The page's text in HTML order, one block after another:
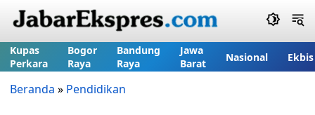
Kupas
Perkara
Bogor
Raya
Bandung
Raya
Jawa
Barat
Nasional Ekbis
Beranda » Pendidikan